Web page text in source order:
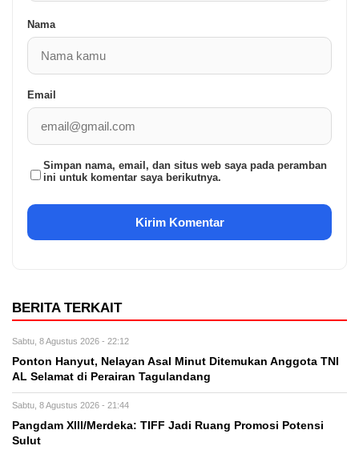
Nama
Email
Simpan nama, email, dan situs web saya pada peramban
ini untuk komentar saya berikutnya.
BERITA TERKAIT
Sabtu, 8 Agustus 2026 - 22:12
Ponton Hanyut, Nelayan Asal Minut Ditemukan Anggota TNI
AL Selamat di Perairan Tagulandang
Sabtu, 8 Agustus 2026 - 21:44
Pangdam XIII/Merdeka: TIFF Jadi Ruang Promosi Potensi
Sulut